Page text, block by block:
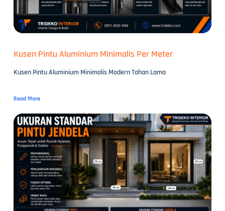
Kusen Pintu Aluminium Minimalis Per Meter
Kusen Pintu Aluminium Minimalis Modern Tahan Lama
Read More